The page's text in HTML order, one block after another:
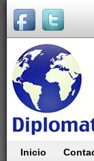
Inicio